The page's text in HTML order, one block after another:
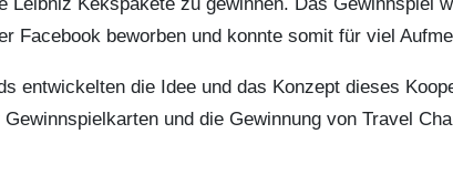
Facebook beworben und konnte somit für viel
entwickelten die Idee und das Konzept dieses
und die Gewinnung von Travel